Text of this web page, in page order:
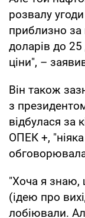
розвалу
приблизно за
доларів до 25
ціни", –
Він також
з
відбулася за
ОПЕК +, "ніяка
"Хоча я знаю,
(ідею про
лобіювали.